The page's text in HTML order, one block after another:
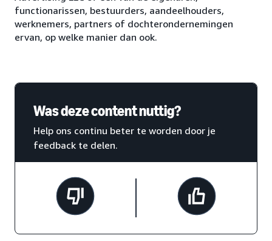
functionarissen, bestuurders, aandeelhouders,
werknemers, partners of dochterondernemingen
ervan, op welke manier dan ook.
Was deze content nuttig?
Help ons continu beter te worden door je
feedback te delen.